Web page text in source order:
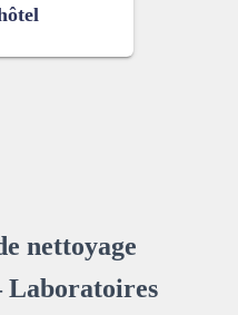
nettoyage
Laboratoires